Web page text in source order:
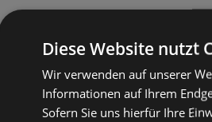
Diese Website nutzt
Wir verwenden auf unserer
Informationen auf Ihrem
Sofern Sie uns hierfür Ihre